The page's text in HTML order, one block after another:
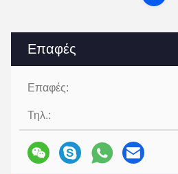
Επαφές
Επαφές:
Τηλ.: